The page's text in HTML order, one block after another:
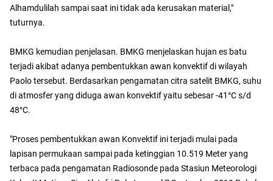
Alhamdulilah sampai saat ini tidak ada kerusakan material,"
tuturnya.
BMKG kemudian penjelasan. BMKG menjelaskan hujan es batu
terjadi akibat adanya pembentukkan awan konvektif di wilayah
Paolo tersebut. Berdasarkan pengamatan citra satelit BMKG, suhu
di atmosfer yang diduga awan konvektif yaitu sebesar -41°C s/d
48°C.
"Proses pembentukkan awan Konvektif ini terjadi mulai pada
lapisan permukaan sampai pada ketinggian 10.519 Meter yang
terbaca pada pengamatan Radiosonde pada Stasiun Meteorologi